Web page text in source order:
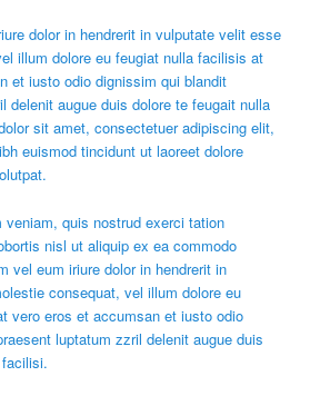
dolor in hendrerit in vulputate velit esse
illum dolore eu feugiat nulla facilisis at
et iusto odio dignissim qui blandit
delenit augue duis dolore te feugait nulla
sit amet, consectetuer adipiscing elit,
euismod tincidunt ut laoreet dolore
veniam, quis nostrud exerci tation
nisl ut aliquip ex ea commodo
vel eum iriure dolor in hendrerit in
consequat, vel illum dolore eu
vero eros et accumsan et iusto odio
luptatum zzril delenit augue duis
facilisi.